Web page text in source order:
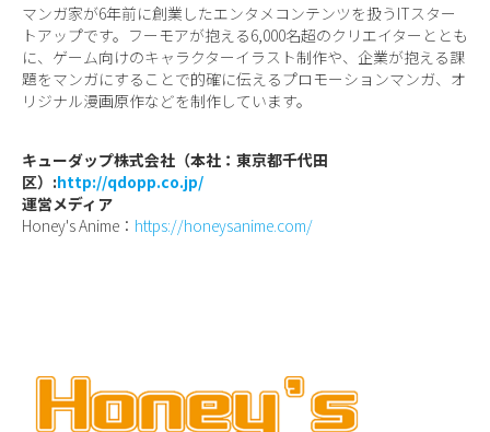
マンガ家が6年前に創業したエンタメコンテンツを扱うITスター
トアップです。フーモアが抱える6,000名超のクリエイターととも
に、ゲーム向けのキャラクターイラスト制作や、企業が抱える課
題をマンガにすることで的確に伝えるプロモーションマンガ、オ
リジナル漫画原作などを制作しています。
キューダップ株式会社（本社：東京都千代田
区）:http://qdopp.co.jp/
運営メディア
Honey's Anime： https://honeysanime.com/